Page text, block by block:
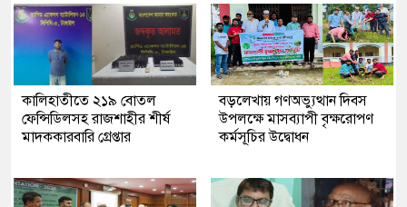
কালিহাতীতে ২১৯ বোতল
ফেন্সিডিলসহ রাজশাহীর শীর্ষ
মাদককারবারি গ্রেপ্তার
বড়লেখায় গণঅভ্যুত্থান দিবস
উপলক্ষে মাসব্যাপী বৃক্ষরোপণ
কর্মসূচির উদ্বোধন